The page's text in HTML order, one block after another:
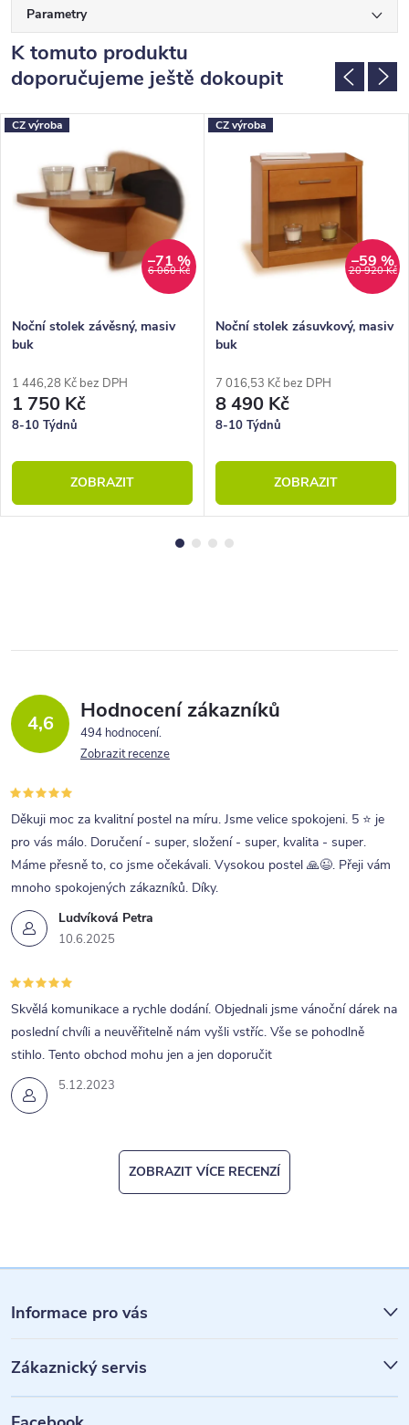
Parametry
K tomuto produktu
doporučujeme ještě dokoupit
CZ výroba
6 060 Kč
–71 %
Noční stolek závěsný, masiv
buk
1 446,28 Kč bez DPH
1 750 Kč
8-10 Týdnů
ZOBRAZIT
CZ výroba
20 920 Kč
–59 %
Noční stolek zásuvkový, masiv
buk
7 016,53 Kč bez DPH
8 490 Kč
8-10 Týdnů
ZOBRAZIT
4,6 Hodnocení zákazníků
494 hodnocení
Zobrazit recenze
Ludvíková Petra
10.6.2025
Děkuji moc za kvalitní postel na míru. Jsme velice spokojeni. 5 ⭐ je
pro vás málo. Doručení - super, složení - super, kvalita - super.
Máme přesně to, co jsme očekávali. Vysokou postel 🙏😉. Přeji vám
mnoho spokojených zákazníků. Díky.
5.12.2023
Skvělá komunikace a rychle dodání. Objednali jsme vánoční dárek na
poslední chvíli a neuvěřitelně nám vyšli vstříc. Vše se pohodlně
stihlo. Tento obchod mohu jen a jen doporučit
ZOBRAZIT VÍCE RECENZÍ
á
p
a
Informace pro vás
Zákaznický servis